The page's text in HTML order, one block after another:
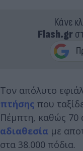
Κάνε
Flash.gr
Τον απόλυτο
πτήσης που
Πέμπτη, καθώς 70
αδιαθεσία με
στα 38.000 πόδια.